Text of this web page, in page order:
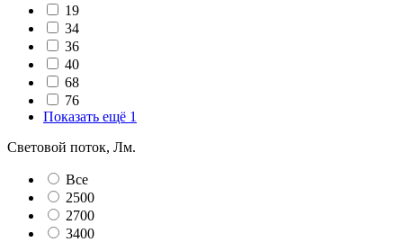
19
34
36
40
68
76
Показать ещё 1
Световой поток, Лм.
Все
2500
2700
3400